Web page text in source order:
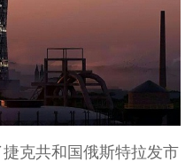
克共和国俄斯特拉发市